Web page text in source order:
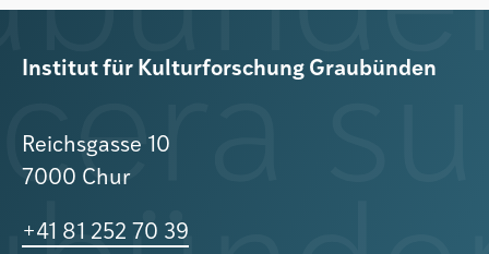
Institut für Kulturforschung Graubünden
Reichsgasse 10
7000 Chur
+41 81 252 70 39